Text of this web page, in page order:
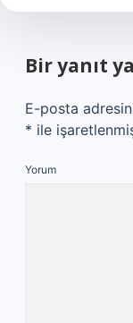
Bir yanıt
E-posta
* ile
Yorum